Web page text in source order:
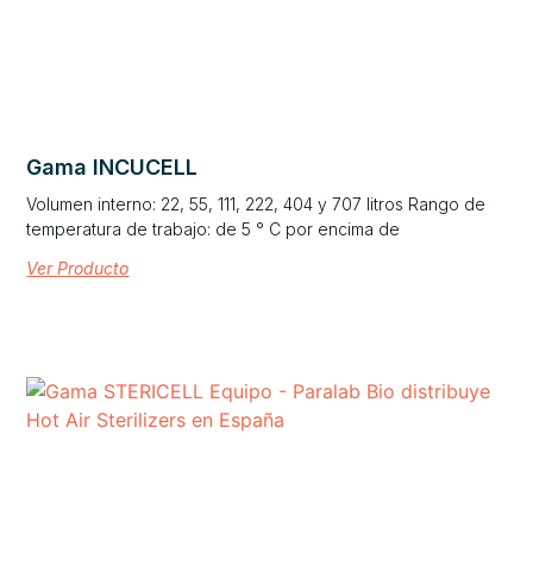
Gama INCUCELL
Volumen interno: 22, 55, 111, 222, 404 y 707 litros Rango de
temperatura de trabajo: de 5 ° C por encima de
Ver Producto